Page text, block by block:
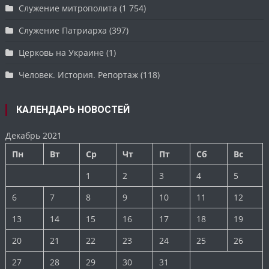
Служение митрополита (1 754)
Служение Патриарха (397)
Церковь на Украине (1)
Человек. История. Репортаж (118)
КАЛЕНДАРЬ НОВОСТЕЙ
Декабрь 2021
Пн
Вт Ср Чт Пт Сб
Вс
1
2 3 4
5
6
7 8 9 10 11
12
13
14 15 16 17 18
19
20
21 22 23 24 25
26
27
28 29 30 31